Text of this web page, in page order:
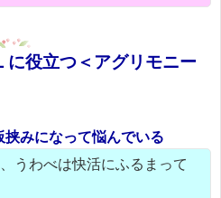
に役立つ＜アグリモニー
みになって悩んでいる
うわべは快活にふるまって